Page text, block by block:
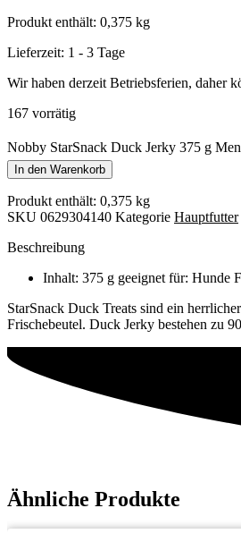
Produkt enthält: 0,375 kg
Lieferzeit: 1 - 3 Tage
Wir haben derzeit Betriebsferien, daher
167 vorrätig
Nobby StarSnack Duck Jerky 375 g
In den Warenkorb
Produkt enthält: 0,375 kg
SKU 0629304140 Kategorie Hauptfutter
Beschreibung
Inhalt: 375 g geeignet für: Hunde
StarSnack Duck Treats sind ein
Frischebeutel. Duck Jerky bestehen zu
Ähnliche Produkte